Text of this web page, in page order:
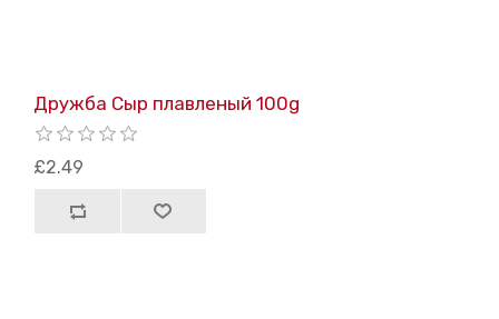
Дружба Сыр плавленый 100g
£2.49